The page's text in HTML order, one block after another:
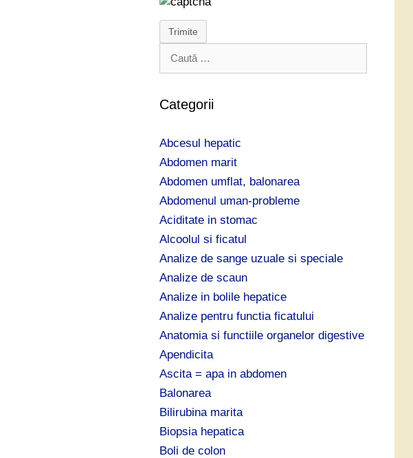
Trimite
t
u
p
ă
Categorii
Abcesul hepatic
Abdomen marit
Abdomen umflat, balonarea
Abdomenul uman-probleme
Aciditate in stomac
Alcoolul si ficatul
Analize de sange uzuale si speciale
Analize de scaun
Analize in bolile hepatice
Analize pentru functia ficatului
Anatomia si functiile organelor digestive
Apendicita
Ascita = apa in abdomen
Balonarea
Bilirubina marita
Biopsia hepatica
Boli de colon